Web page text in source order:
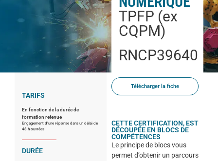
TPFP (ex
CQPM)
RNCP39640
TARIFS
En fonction de la durée de
formation retenue
Engagement d’une réponse dans un délai de
48 h ouvrées
DURÉE
Télécharger la fiche
CETTE CERTIFICATION, EST
DÉCOUPÉE EN BLOCS DE
COMPÉTENCES
Le principe de blocs vous
permet d’obtenir un parcours